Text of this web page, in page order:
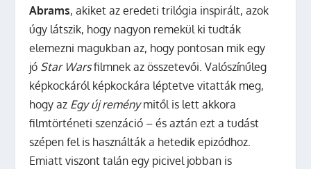
Abrams, akiket az eredeti trilógia inspirált, azok
úgy látszik, hogy nagyon remekül ki tudták
elemezni magukban az, hogy pontosan mik egy
jó Star Warsfilmnek az összetevői. Valószínűleg
képkockáról képkockára léptetve vitatták meg,
hogy az Egy új reménymitől is lett akkora
filmtörténeti szenzáció – és aztán ezt a tudást
szépen fel is használták a hetedik epizódhoz.
Emiatt viszont talán egy picivel jobban is